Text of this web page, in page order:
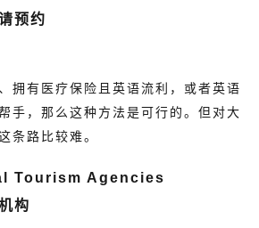
预约
拥有医疗保险且英语流利，或者英语
手，那么这种方法是可行的。但对大
条路比较难。
Tourism Agencies
构